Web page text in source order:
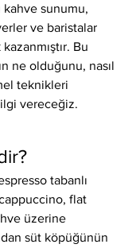
sunumu,
ve baristalar
Bu
ne olduğunu, nasıl
teknikleri
vereceğiz.
tabanlı
flat
üzerine
süt köpüğünün